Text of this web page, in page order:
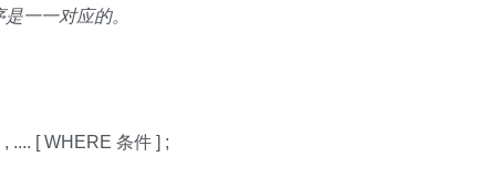
一一对应的。
.... [ WHERE 条件 ] ;